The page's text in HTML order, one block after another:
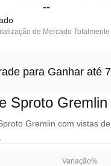
--
de Mercado
para Ganhar até
Sproto
Gremlin com vistas
Variação%